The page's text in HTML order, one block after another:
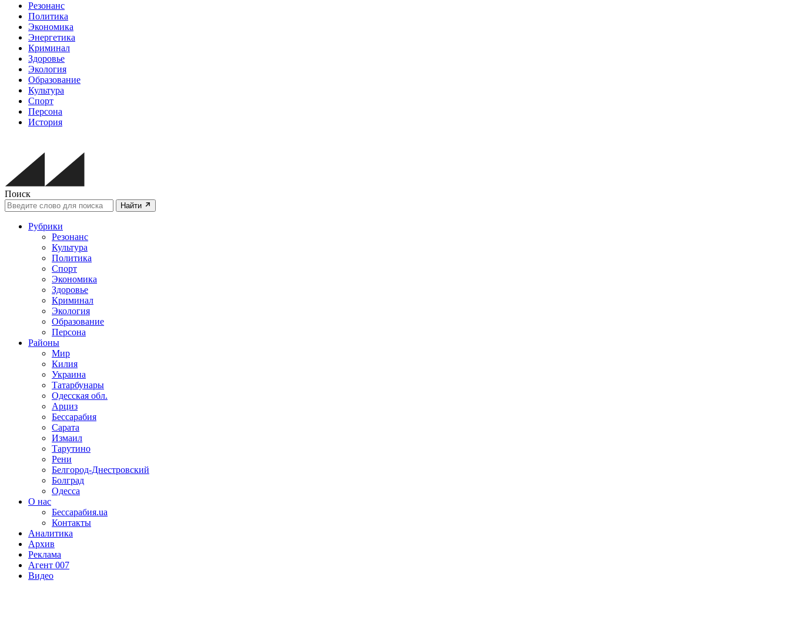
Резонанс
Политика
Экономика
Энергетика
Криминал
Здоровье
Экология
Образование
Культура
Спорт
Персона
История
Поиск
Найти
Рубрики
Резонанс
Культура
Политика
Спорт
Экономика
Здоровье
Криминал
Экология
Образование
Персона
Районы
Мир
Килия
Украина
Татарбунары
Одесская обл.
Арциз
Бессарабия
Сарата
Измаил
Тарутино
Рени
Белгород-Днестровский
Болград
Одесса
О нас
Бессарабия.ua
Контакты
Аналитика
Архив
Реклама
Агент 007
Видео